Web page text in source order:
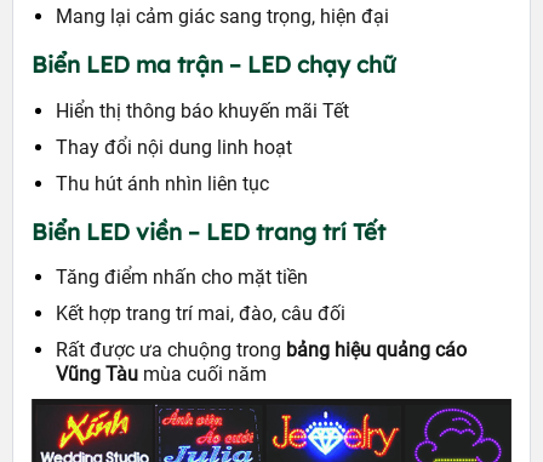
Mang lại cảm giác sang trọng, hiện đại
Biển LED ma trận – LED chạy chữ
Hiển thị thông báo khuyến mãi Tết
Thay đổi nội dung linh hoạt
Thu hút ánh nhìn liên tục
Biển LED viền – LED trang trí Tết
Tăng điểm nhấn cho mặt tiền
Kết hợp trang trí mai, đào, câu đối
Rất được ưa chuộng trong bảng hiệu quảng cáo
Vũng Tàu mùa cuối năm